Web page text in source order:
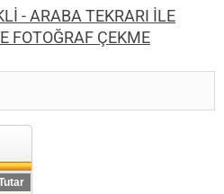
- ARABA TEKRARI İLE
FOTOĞRAF ÇEKME